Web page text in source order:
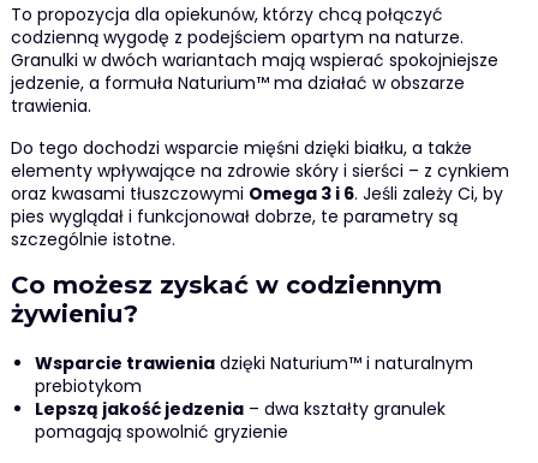
To propozycja dla opiekunów, którzy chcą połączyć
codzienną wygodę z podejściem opartym na naturze.
Granulki w dwóch wariantach mają wspierać spokojniejsze
jedzenie, a formuła Naturium™ ma działać w obszarze
trawienia.
Do tego dochodzi wsparcie mięśni dzięki białku, a także
elementy wpływające na zdrowie skóry i sierści – z cynkiem
oraz kwasami tłuszczowymi Omega 3 i 6. Jeśli zależy Ci, by
pies wyglądał i funkcjonował dobrze, te parametry są
szczególnie istotne.
Co możesz zyskać w codziennym
żywieniu?
Wsparcie trawieniadzięki Naturium™ i naturalnym
prebiotykom
Lepszą jakość jedzenia– dwa kształty granulek
pomagają spowolnić gryzienie